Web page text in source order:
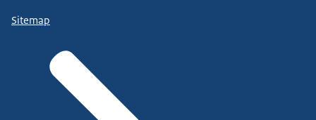
Sitemap